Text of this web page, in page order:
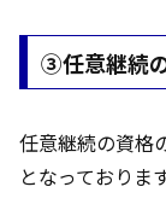
③任意継続
任意継続の資格
となっております